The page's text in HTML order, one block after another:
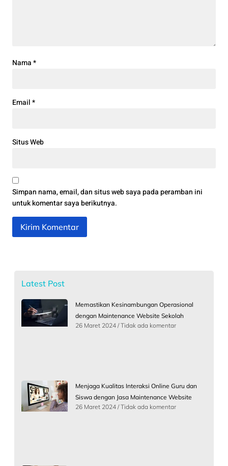
Nama*
Email*
Situs Web
Simpan nama, email, dan situs web saya pada peramban ini
untuk komentar saya berikutnya.
Latest Post
Memastikan Kesinambungan Operasional
dengan Maintenance Website Sekolah
26 Maret 2024 Tidak ada komentar
Menjaga Kualitas Interaksi Online Guru dan
Siswa dengan Jasa Maintenance Website
26 Maret 2024 Tidak ada komentar